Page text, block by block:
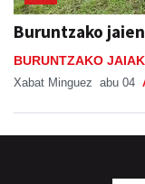
Buruntzako
BURUNTZAKO
Xabat Minguez abu 04